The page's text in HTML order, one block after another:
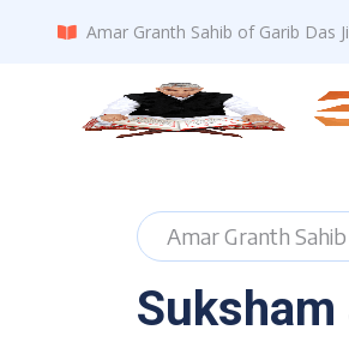
Amar Granth Sahib of Garib Das
Amar Granth Sahib
Suksham